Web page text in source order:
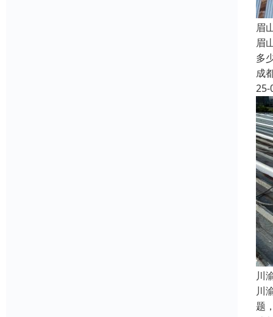
眉
眉
多
成
25-
川
川
题